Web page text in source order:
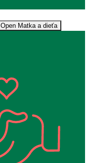
Open Matka a dieťa